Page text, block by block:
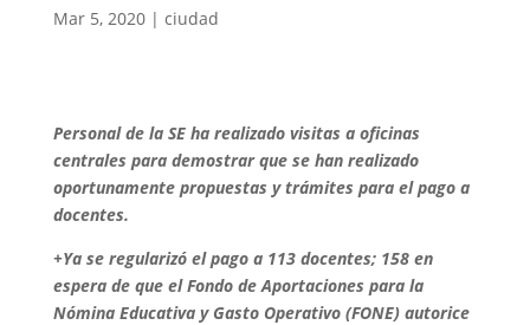
Mar 5, 2020| ciudad
Personal de la SE ha realizado visitas a oficinas
centrales para demostrar que se han realizado
oportunamente propuestas y trámites para el pago a
docentes.
+Ya se regularizó el pago a 113 docentes; 158 en
espera de que el Fondo de Aportaciones para la
Nómina Educativa y Gasto Operativo (FONE) autorice